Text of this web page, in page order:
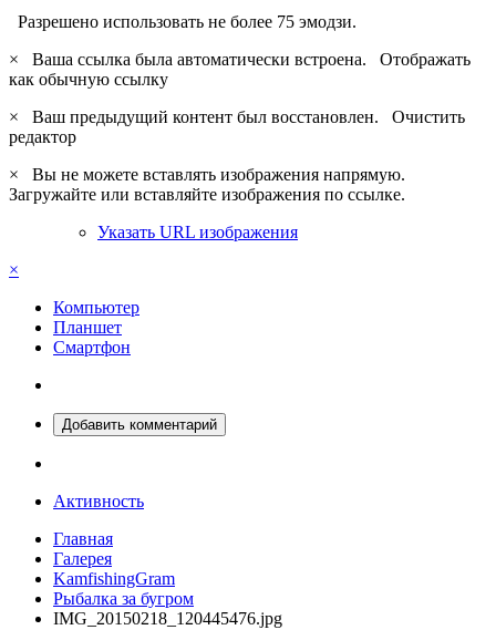
Разрешено использовать не более 75 эмодзи.
×
Ваша ссылка была автоматически встроена. Отображать
как обычную ссылку
×
Ваш предыдущий контент был восстановлен. Очистить
редактор
×
Вы не можете вставлять изображения напрямую.
Загружайте или вставляйте изображения по ссылке.
Указать URL изображения
×
Компьютер
Планшет
Смартфон
Добавить комментарий
Активность
Главная
Галерея
KamfishingGram
Рыбалка за бугром
IMG_20150218_120445476.jpg